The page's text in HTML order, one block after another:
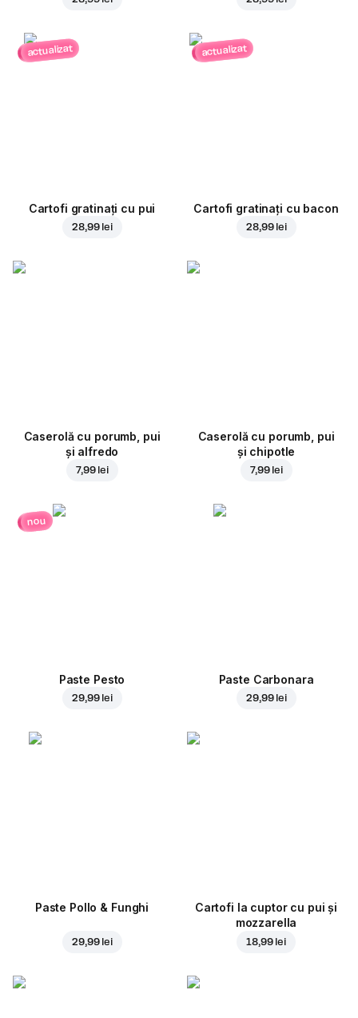
actualizat
Cartofi gratinați cu pui
28,99 lei
actualizat
Cartofi gratinați cu bacon
28,99 lei
Caserolă cu porumb, pui
și alfredo
7,99 lei
Caserolă cu porumb, pui
și chipotle
7,99 lei
nou
Paste Pesto
29,99 lei
Paste Carbonara
29,99 lei
Paste Pollo & Funghi
29,99 lei
Cartofi la cuptor cu pui și
mozzarella
18,99 lei